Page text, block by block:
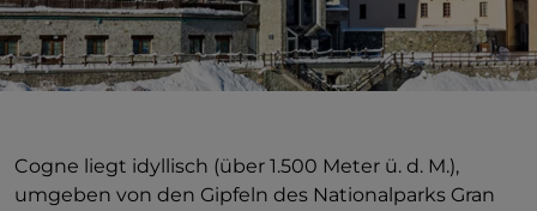
Cogne liegt idyllisch (über 1.500 Meter ü. d. M.),
umgeben von den Gipfeln des Nationalparks Gran